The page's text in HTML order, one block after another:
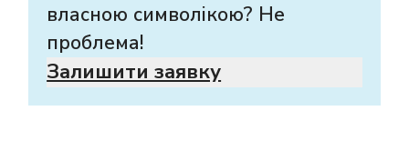
власною символікою? Не
проблема!
Залишити заявку